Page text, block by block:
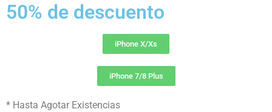
Añadir al carrito
50% de descuento
iPhone X/Xs
iPhone 7/8 Plus
* Hasta Agotar Existencias